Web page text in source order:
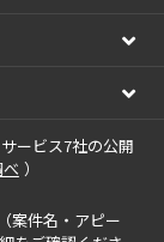
ービス7社の公開
）
案件名・アピー